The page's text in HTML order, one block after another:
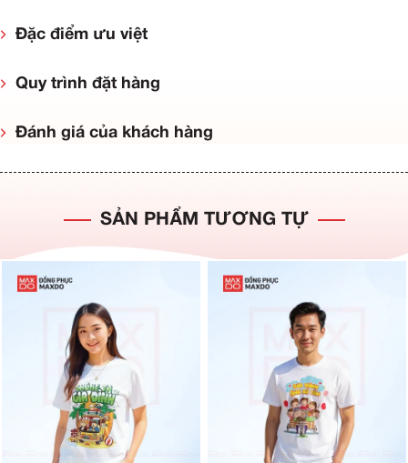
Đặc điểm ưu việt
Quy trình đặt hàng
Đánh giá của khách hàng
SẢN PHẨM TƯƠNG TỰ